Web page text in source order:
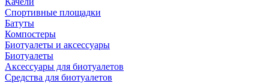
Спортивные площадки
Батуты
Компостеры
Биотуалеты и аксессуары
Биотуалеты
Аксессуары для биотуалетов
Средства для биотуалетов